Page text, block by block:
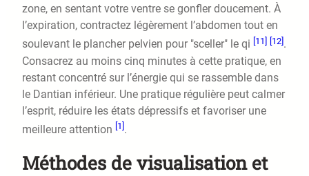
zone, en sentant votre ventre se gonfler doucement. À
l’expiration, contractez légèrement l’abdomen tout en
soulevant le plancher pelvien pour "sceller" le qi [11] [12].
Consacrez au moins cinq minutes à cette pratique, en
restant concentré sur l’énergie qui se rassemble dans
le Dantian inférieur. Une pratique régulière peut calmer
l’esprit, réduire les états dépressifs et favoriser une
meilleure attention [1] .
Méthodes de visualisation et